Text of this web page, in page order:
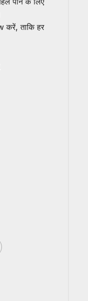
करें, ताकि हर